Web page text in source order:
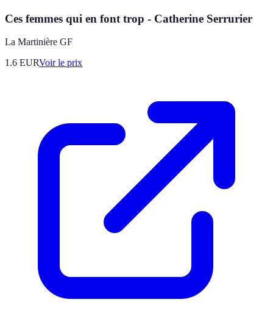
Ces femmes qui en font trop - Catherine Serrurier
La Martinière GF
1.6 EURVoir le prix